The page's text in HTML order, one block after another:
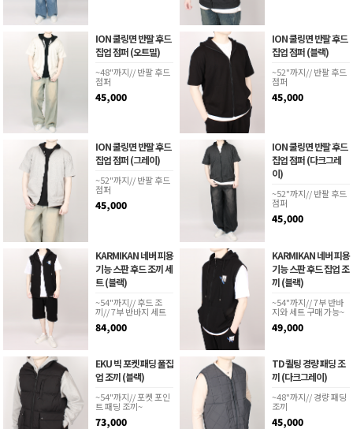
ION 쿨링면 반팔 후드
집업 점퍼 (오트밀)
~48"까지// 반팔 후드
점퍼
45,000
ION 쿨링면 반팔 후드
집업 점퍼 (블랙)
~52"까지// 반팔 후드
점퍼
45,000
ION 쿨링면 반팔 후드
집업 점퍼 (그레이)
~52"까지// 반팔 후드
점퍼
45,000
ION 쿨링면 반팔 후드
집업 점퍼 (다크그레
이)
~52"까지// 반팔 후드
점퍼
45,000
KARMIKAN 네버 피용
기능 스판 후드 조끼 세
트 (블랙)
~54"까지// 후드 조
끼// 7부 반바지 세트
84,000
KARMIKAN 네버 피용
기능 스판 후드 집업 조
끼 (블랙)
~54"까지// 7부 반바
지와 세트 구매 가능~
49,000
EKU 빅 포켓 패딩 풀집
업 조끼 (블랙)
~54"까지// 포켓 포인
트 패딩 조끼~
73,000
TD 퀼팅 경량 패딩 조
끼 (다크그레이)
~48"까지// 경량 패딩
조끼
45,000